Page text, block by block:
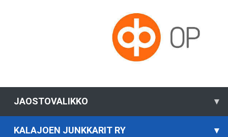
JAOSTOVALIKKO ▾
KALAJOEN JUNKKARIT RY ▾